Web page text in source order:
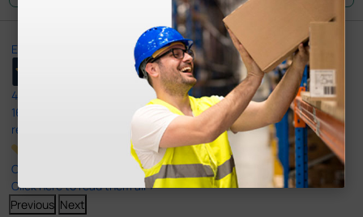
Excellent
4,8
165
reviews
Our 4 and 5 star reviews.
Click here to read them all >
Previous Next